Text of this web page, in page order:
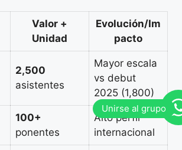
Valor +
Unidad
Evolución/Im
pacto
2,500
asistentes
Mayor escala
vs debut
2025 (1,800)
100+
ponentes
Alto perfil
internacional